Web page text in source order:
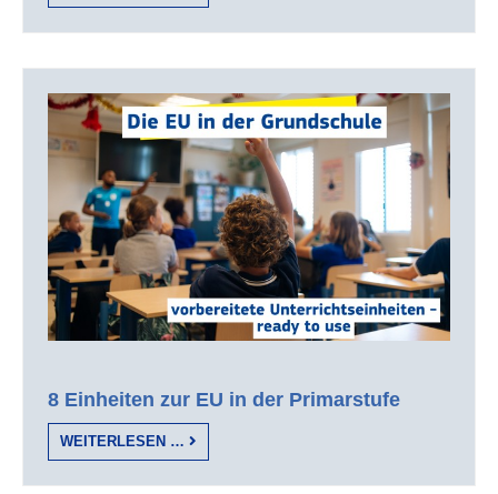
8 Einheiten zur EU in der Primarstufe
WEITERLESEN …